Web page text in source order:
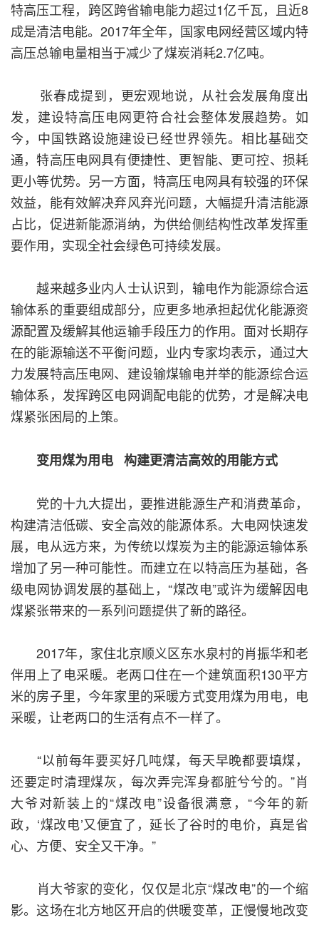
特高压工程，跨区跨省输电能力超过1亿千瓦，且近8
成是清洁电能。2017年全年，国家电网经营区域内特
高压总输电量相当于减少了煤炭消耗2.7亿吨。
张春成提到，更宏观地说，从社会发展角度出
发，建设特高压电网更符合社会整体发展趋势。如
今，中国铁路设施建设已经世界领先。相比基础交
通，特高压电网具有便捷性、更智能、更可控、损耗
更小等优势。另一方面，特高压电网具有较强的环保
效益，能有效解决弃风弃光问题，大幅提升清洁能源
占比，促进新能源消纳，为供给侧结构性改革发挥重
要作用，实现全社会绿色可持续发展。
越来越多业内人士认识到，输电作为能源综合运
输体系的重要组成部分，应更多地承担起优化能源资
源配置及缓解其他运输手段压力的作用。面对长期存
在的能源输送不平衡问题，业内专家均表示，通过大
力发展特高压电网、建设输煤输电并举的能源综合运
输体系，发挥跨区电网调配电能的优势，才是解决电
煤紧张困局的上策。
变用煤为用电 构建更清洁高效的用能方式
党的十九大提出，要推进能源生产和消费革命，
构建清洁低碳、安全高效的能源体系。大电网快速发
展，电从远方来，为传统以煤炭为主的能源运输体系
增加了另一种可能性。而建立在以特高压为基础，各
级电网协调发展的基础上，“煤改电”或许为缓解因电
煤紧张带来的一系列问题提供了新的路径。
2017年，家住北京顺义区东水泉村的肖振华和老
伴用上了电采暖。老两口住在一个建筑面积130平方
米的房子里，今年家里的采暖方式变用煤为用电，电
采暖，让老两口的生活有点不一样了。
“以前每年要买好几吨煤，每天早晚都要填煤，
还要定时清理煤灰，每次弄完浑身都脏兮兮的。”肖
大爷对新装上的“煤改电”设备很满意，“今年的新
政，‘煤改电’又便宜了，延长了谷时的电价，真是省
心、方便、安全又干净。”
肖大爷家的变化，仅仅是北京“煤改电”的一个缩
影。这场在北方地区开启的供暖变革，正慢慢地改变